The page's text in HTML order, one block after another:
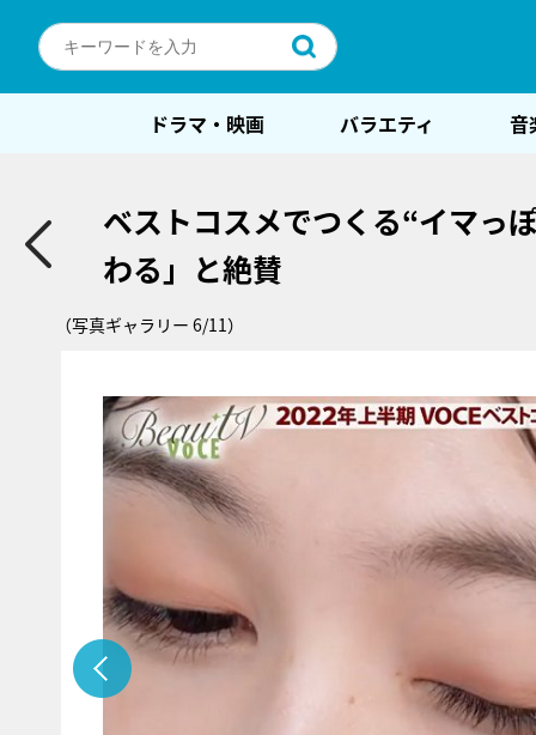
ドラマ・映画 バラエティ 音
ベストコスメでつくる“イマっ
わる」と絶賛
（写真ギャラリー 6/11）